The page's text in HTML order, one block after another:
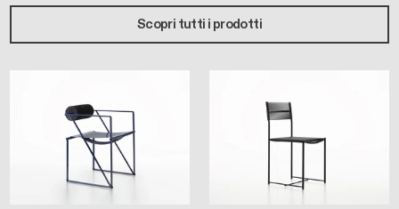
Scopri tutti i prodotti